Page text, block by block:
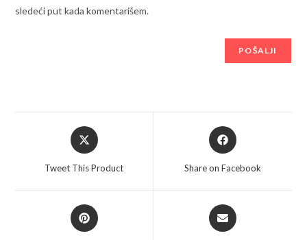
sledeći put kada komentarišem.
Opens
in
Tweet This Product
Opens
in
Share on Facebook
Opens
in
Opens
in